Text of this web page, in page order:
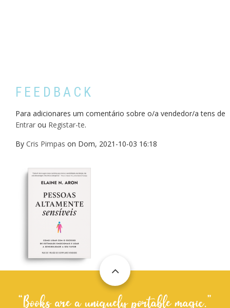
FEEDBACK
Para adicionares um comentário sobre o/a vendedor/a tens de
Entrar ou Registar-te.
By Cris Pimpas on Dom, 2021-10-03 16:18